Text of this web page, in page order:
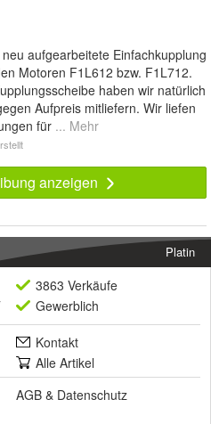
aufgearbeitete Einfachkupplung
Motoren F1L612 bzw. F1L712.
haben wir natürlich
Aufpreis mitliefern. Wir liefen
für ... Mehr
anzeigen
Platin
3863 Verkäufe
Gewerblich
Kontakt
Alle Artikel
AGB & Datenschutz